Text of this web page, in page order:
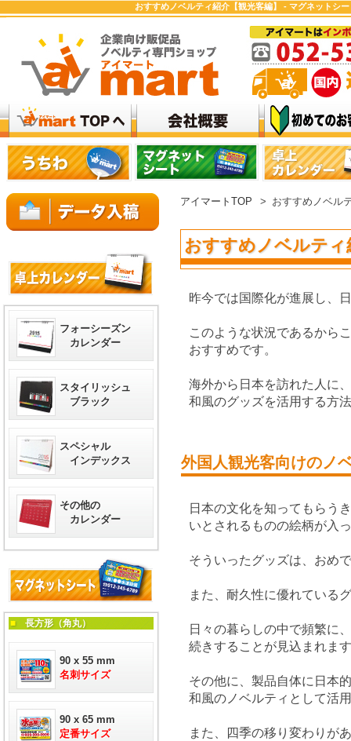
おすすめノベルティ紹介【観光客編】 - マグネットシ
アイマートTOP > おすすめノベル
おすすめノベルティ
昨今では国際化が進展し、
このような状況であるから
おすすめです。
海外から日本を訪れた人に
和風のグッズを活用する方
外国人観光客向けのノ
日本の文化を知ってもらう
いとされるものの絵柄が入
そういったグッズは、おめ
また、耐久性に優れている
日々の暮らしの中で頻繁に
続きすることが見込まれま
その他に、製品自体に日本
和風のノベルティとして活
また、四季の移り変わりが
フォーシーズン
カレンダー
スタイリッシュ
ブラック
スペシャル
インデックス
その他の
カレンダー
■長方形（角丸）
90 x 55 mm
名刺サイズ
90 x 65 mm
定番サイズ